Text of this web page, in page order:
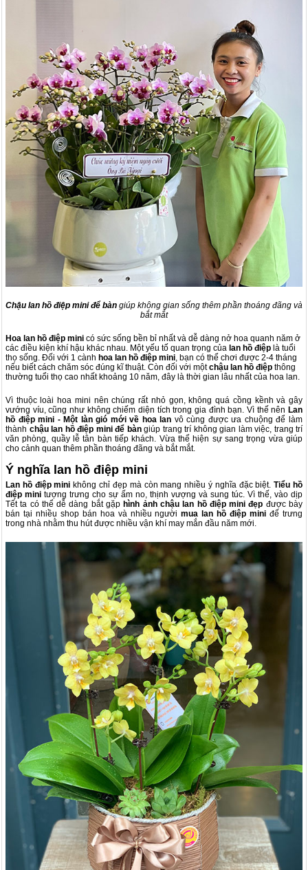
Chậu lan hồ điệp mini để bàn giúp không gian sống thêm phần thoáng đãng và
bắt mắt
Hoa lan hồ điệp mini có sức sống bền bỉ nhất và dễ dàng nở hoa quanh năm ở
các điều kiện khí hậu khác nhau. Một yếu tố quan trọng của lan hồ điệp là tuổi
thọ sống. Đối với 1 cành hoa lan hồ điệp mini, bạn có thể chơi được 2-4 tháng
nếu biết cách chăm sóc đúng kĩ thuật. Còn đối với mộtchậu lan hồ điệp thông
thường tuổi thọ cao nhất khoảng 10 năm, đây là thời gian lâu nhất của hoa lan.
Vì thuộc loài hoa mini nên chúng rất nhỏ gọn, không quá cồng kềnh và gây
vướng víu, cũng như không chiếm diện tích trong gia đình bạn. Vì thế nên Lan
hồ điệp mini - Một làn gió mới về hoa lan vô cùng được ưa chuộng để làm
thành chậu lan hồ điệp mini để bàn giúp trang trí không gian làm việc, trang trí
văn phòng, quầy lễ tân bàn tiếp khách. Vừa thể hiện sự sang trọng vừa giúp
cho cảnh quan thêm phần thoáng đãng và bắt mắt.
Ý nghĩa lan hồ điệp mini
Lan hồ điệp mini không chỉ đẹp mà còn mang nhiều ý nghĩa đặc biệt.Tiểu hồ
điệp mini tượng trưng cho sự ấm no, thịnh vượng và sung túc. Vì thế, vào dịp
Tết ta có thể dễ dàng bắt gặp hình ảnh chậu lan hồ điệp mini đẹp được bày
bán tại nhiều shop bán hoa và nhiều ngườimua lan hồ điệp mini để trưng
trong nhà nhằm thu hút được nhiều vận khí may mắn đầu năm mới.